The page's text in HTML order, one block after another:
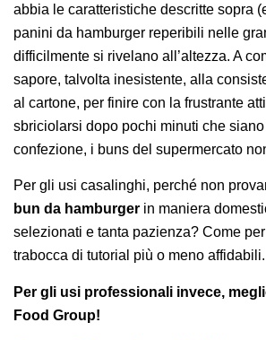
abbia le caratteristiche descritte sopra
panini da hamburger reperibili nelle
difficilmente si rivelano all’altezza. A
sapore, talvolta inesistente, alla
al cartone, per finire con la frustrante
sbriciolarsi dopo pochi minuti che
confezione, i buns del supermercato
Per gli usi casalinghi, perché non
bun da hamburger in maniera
selezionati e tanta pazienza? Come
trabocca di tutorial più o meno affidabili.
Per gli usi professionali invece,
Food Group!